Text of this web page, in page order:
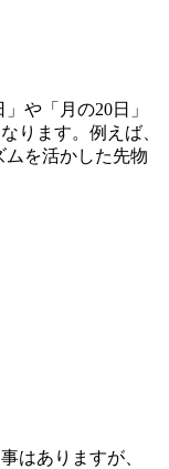
や「月の20日」
ります。例えば、
ムを活かした先物
はありますが、